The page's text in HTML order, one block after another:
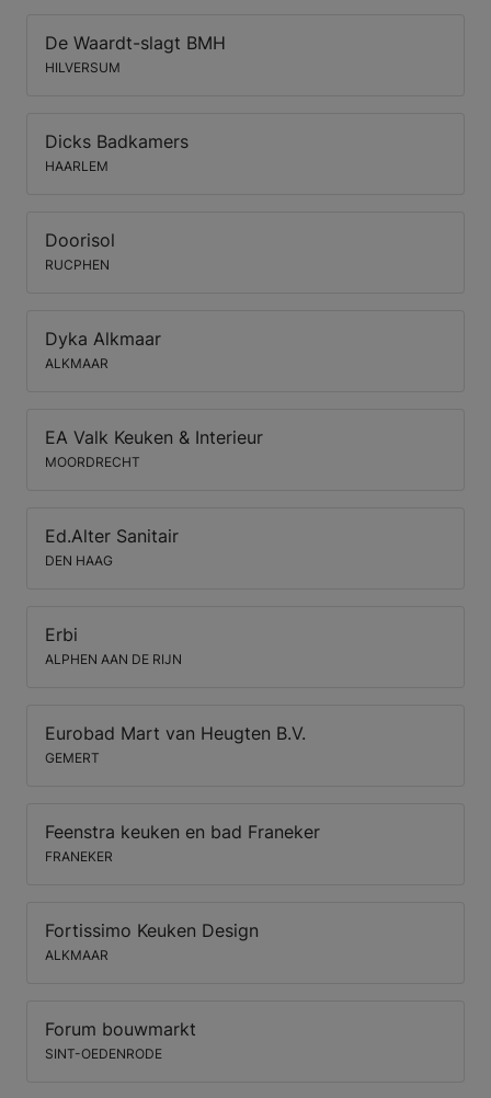
De Waardt-slagt BMH
HILVERSUM
Dicks Badkamers
HAARLEM
Doorisol
RUCPHEN
Dyka Alkmaar
ALKMAAR
EA Valk Keuken & Interieur
MOORDRECHT
Ed.Alter Sanitair
DEN HAAG
Erbi
ALPHEN AAN DE RIJN
Eurobad Mart van Heugten B.V.
GEMERT
Feenstra keuken en bad Franeker
FRANEKER
Fortissimo Keuken Design
ALKMAAR
Forum bouwmarkt
SINT-OEDENRODE